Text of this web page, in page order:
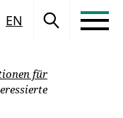
EN
für